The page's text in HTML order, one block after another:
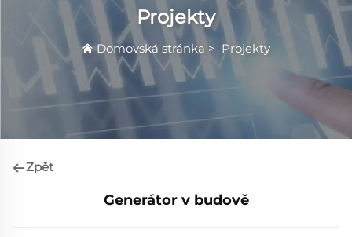
Projekty
Domovská stránka > Projekty
Zpět
Generátor v budově